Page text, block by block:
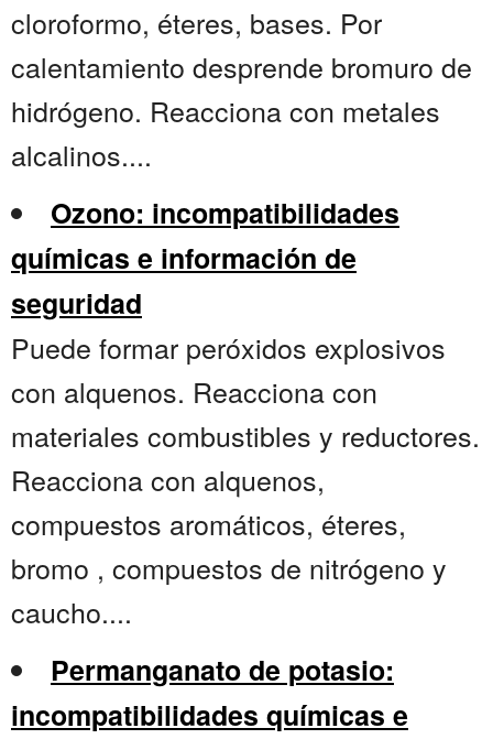
cloroformo, éteres, bases. Por
calentamiento desprende bromuro de
hidrógeno. Reacciona con metales
alcalinos....
Ozono: incompatibilidades
químicas e información de
seguridad
Puede formar peróxidos explosivos
con alquenos. Reacciona con
materiales combustibles y reductores.
Reacciona con alquenos,
compuestos aromáticos, éteres,
bromo , compuestos de nitrógeno y
caucho....
Permanganato de potasio:
incompatibilidades químicas e